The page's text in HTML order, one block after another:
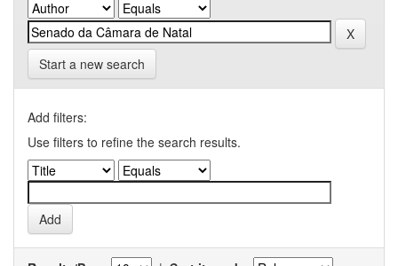
Start a new search
Add filters:
Use filters to refine the search results.